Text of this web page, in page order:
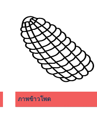
ภาพข้าวโพด